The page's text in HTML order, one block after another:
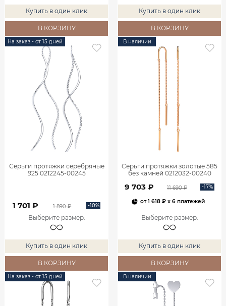
Купить в один клик
В КОРЗИНУ
Купить в один клик
В КОРЗИНУ
На заказ - от 15 дней
Серьги протяжки серебряные
925 0212245-00245
1 701 ₽ 1 890 ₽ -10%
Выберите размер:
Купить в один клик
В КОРЗИНУ
В наличии
Серьги протяжки золотые 585
без камней 0212032-00240
9 703 ₽ 11 690 ₽ -17%
от1 618 ₽ x 6 платежей
Выберите размер:
Купить в один клик
В КОРЗИНУ
На заказ - от 15 дней В наличии